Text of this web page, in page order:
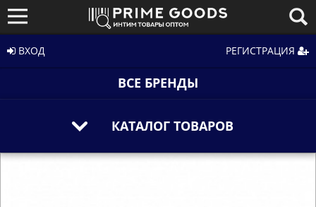
ВХОД РЕГИСТРАЦИЯ
ВСЕ БРЕНДЫ
КАТАЛОГ ТОВАРОВ